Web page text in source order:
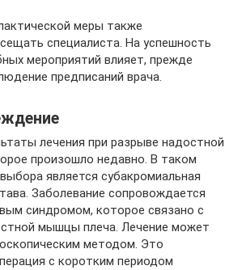
меры также
специалиста. На успешность
мероприятий влияет, прежде
предписаний врача.
лечения при разрыве надостной
произошло недавно. В таком
является субакромиальная
Заболевание сопровождается
синдромом, которое связано с
мышцы плеча. Лечение может
методом. Это
с коротким периодом